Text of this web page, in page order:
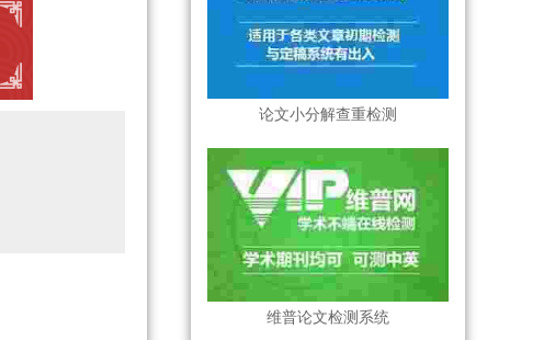
论文小分解查重检测
维普论文检测系统